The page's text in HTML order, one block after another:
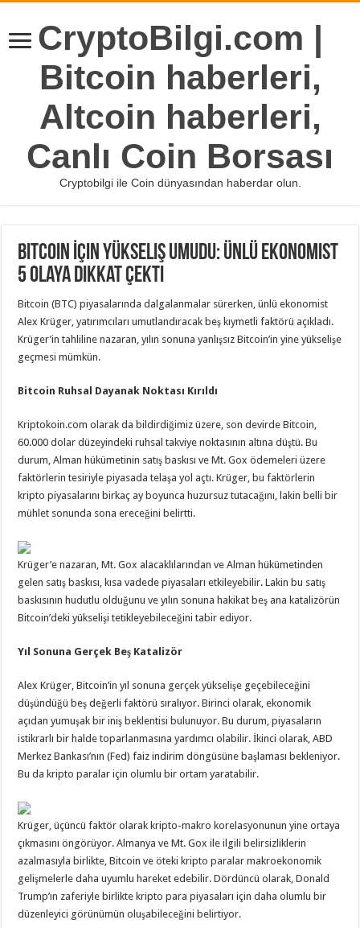
CryptoBilgi.com |
Bitcoin haberleri,
Altcoin haberleri,
Canlı Coin Borsası
Cryptobilgi ile Coin dünyasından haberdar olun.
Bitcoin İçin Yükseliş Umudu: Ünlü Ekonomist
5 Olaya Dikkat Çekti
Bitcoin (BTC) piyasalarında dalgalanmalar sürerken, ünlü ekonomist
Alex Krüger, yatırımcıları umutlandıracak beş kıymetli faktörü açıkladı.
Krüger’in tahliline nazaran, yılın sonuna yanlışsız Bitcoin’in yine yükselişe
geçmesi mümkün.
Bitcoin Ruhsal Dayanak Noktası Kırıldı
Kriptokoin.com olarak da bildirdiğimiz üzere, son devirde Bitcoin,
60.000 dolar düzeyindeki ruhsal takviye noktasının altına düştü. Bu
durum, Alman hükümetinin satış baskısı ve Mt. Gox ödemeleri üzere
faktörlerin tesiriyle piyasada telaşa yol açtı. Krüger, bu faktörlerin
kripto piyasalarını birkaç ay boyunca huzursuz tutacağını, lakin belli bir
mühlet sonunda sona ereceğini belirtti.
Krüger’e nazaran, Mt. Gox alacaklılarından ve Alman hükümetinden
gelen satış baskısı, kısa vadede piyasaları etkileyebilir. Lakin bu satış
baskısının hudutlu olduğunu ve yılın sonuna hakikat beş ana katalizörün
Bitcoin’deki yükselişi tetikleyebileceğini tabir ediyor.
Yıl Sonuna Gerçek Beş Katalizör
Alex Krüger, Bitcoin’in yıl sonuna gerçek yükselişe geçebileceğini
düşündüğü beş değerli faktörü sıralıyor. Birinci olarak, ekonomik
açıdan yumuşak bir iniş beklentisi bulunuyor. Bu durum, piyasaların
istikrarlı bir halde toparlanmasına yardımcı olabilir. İkinci olarak, ABD
Merkez Bankası’nın (Fed) faiz indirim döngüsüne başlaması bekleniyor.
Bu da kripto paralar için olumlu bir ortam yaratabilir.
Krüger, üçüncü faktör olarak kripto-makro korelasyonunun yine ortaya
çıkmasını öngörüyor. Almanya ve Mt. Gox ile ilgili belirsizliklerin
azalmasıyla birlikte, Bitcoin ve öteki kripto paralar makroekonomik
gelişmelerle daha uyumlu hareket edebilir. Dördüncü olarak, Donald
Trump’ın zaferiyle birlikte kripto para piyasaları için daha olumlu bir
düzenleyici görünümün oluşabileceğini belirtiyor.